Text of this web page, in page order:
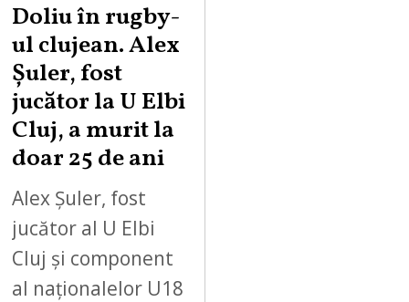
Doliu în rugby-
ul clujean. Alex
Șuler, fost
jucător la U Elbi
Cluj, a murit la
doar 25 de ani
Alex Șuler, fost
jucător al U Elbi
Cluj și component
al naționalelor U18